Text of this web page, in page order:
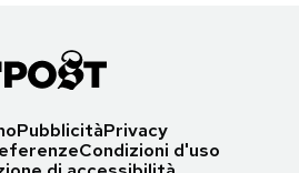
PubblicitàPrivacy
Condizioni d'uso